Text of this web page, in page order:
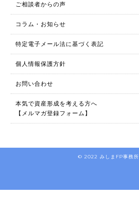
ご相談者からの声
コラム・お知らせ
特定電子メール法に基づく表記
個人情報保護方針
お問い合わせ
本気で資産形成を考える方へ
【メルマガ登録フォーム】
© 2022 みしまFP事務所